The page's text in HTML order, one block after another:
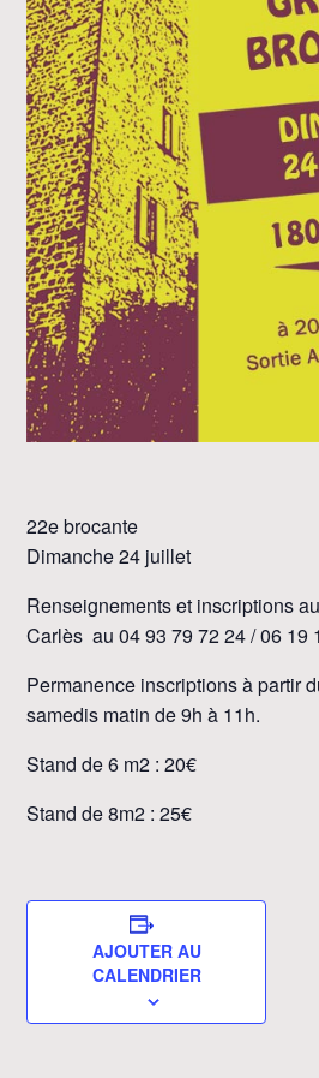
22e brocante
Dimanche 24 juillet
Renseignements et inscriptions
Carlès au 04 93 79 72 24 / 06 19
Permanence inscriptions à partir
samedis matin de 9h à 11h.
Stand de 6 m2 : 20€
Stand de 8m2 : 25€
AJOUTER AU
CALENDRIER